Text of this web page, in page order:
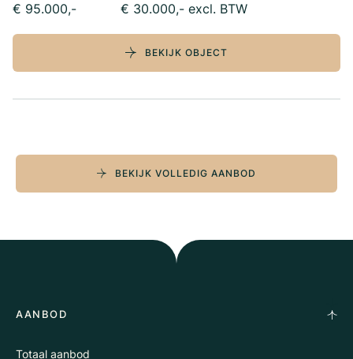
€ 95.000,- € 30.000,- excl. BTW
BEKIJK OBJECT
BEKIJK VOLLEDIG AANBOD
AANBOD
Totaal aanbod